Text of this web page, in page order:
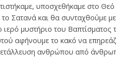
υποσχεθήκαμε στο
Σατανά και θα συνταχθούμε με
μυστήριο του Βαπτίσματος
αφήνουμε το κακό να
ανθρώπου από